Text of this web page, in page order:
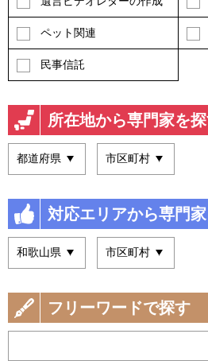
ペット関連
民事信託
所在地から専門家を
対応エリアから専門
フリーワードで探す